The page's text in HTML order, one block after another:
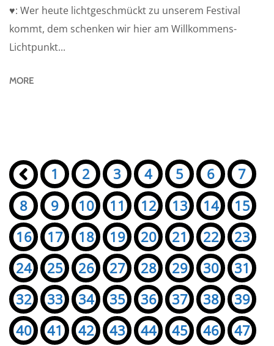
♥: Wer heute lichtgeschmückt zu unserem Festival
kommt, dem schenken wir hier am Willkommens-
Lichtpunkt...
MORE
Seiten:
« 1 2 3 4 5 6
7
8
9 10 11 12 13 14
15
16
17 18 19 20 21 22
23
24
25 26 27 28 29 30
31
32
33 34 35 36 37 38
39
40
41 42 43 44 45 46
47